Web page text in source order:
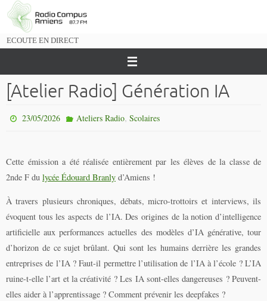
Passer
vers
ECOUTE EN DIRECT
[Atelier Radio] Génération IA
23/05/2026 Ateliers Radio, Scolaires
Cette émission a été réalisée entièrement par les élèves de la classe de
2nde F du lycée Édouard Branly d’Amiens !
À travers plusieurs chroniques, débats, micro-trottoirs et interviews, ils
évoquent tous les aspects de l’IA. Des origines de la notion d’intelligence
artificielle aux performances actuelles des modèles d’IA générative, tour
d’horizon de ce sujet brûlant. Qui sont les humains derrière les grandes
entreprises de l’IA ? Faut-il permettre l’utilisation de l’IA à l’école ? L’IA
ruine-t-elle l’art et la créativité ? Les IA sont-elles dangereuses ? Peuvent-
elles aider à l’apprentissage ? Comment prévenir les deepfakes ?